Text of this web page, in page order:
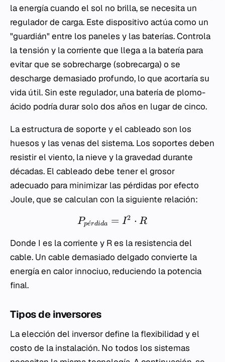
la energía cuando el sol no brilla, se necesita un
regulador de carga. Este dispositivo actúa como un
"guardián" entre los paneles y las baterías. Controla
la tensión y la corriente que llega a la batería para
evitar que se sobrecharge (sobrecarga) o se
descharge demasiado profundo, lo que acortaría su
vida útil. Sin este regulador, una batería de plomo-
ácido podría durar solo dos años en lugar de cinco.
La estructura de soporte y el cableado son los
huesos y las venas del sistema. Los soportes deben
resistir el viento, la nieve y la gravedad durante
décadas. El cableado debe tener el grosor
adecuado para minimizar las pérdidas por efecto
Joule, que se calculan con la siguiente relación:
Ppe
ˊrdida = I2 ⋅ R
Donde I es la corriente y Res la resistencia del
cable. Un cable demasiado delgado convierte la
energía en calor innociuo, reduciendo la potencia
final.
Tipos de inversores
La elección del inversor define la flexibilidad y el
costo de la instalación. No todos los sistemas